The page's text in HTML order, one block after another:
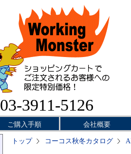
03-3911-5126
ご購入手順 会社概要
トップ コーコス秋冬カタログ